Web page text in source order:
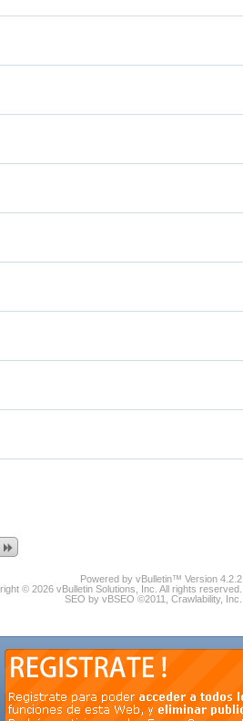
Powered by vBulletin™ Version 4.2.2
© 2026 vBulletin Solutions, Inc. All rights reserved.
SEO by vBSEO ©2011, Crawlability, Inc.